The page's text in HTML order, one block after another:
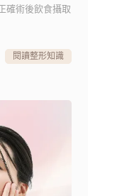
確術後飲食攝取
閱讀整形知識